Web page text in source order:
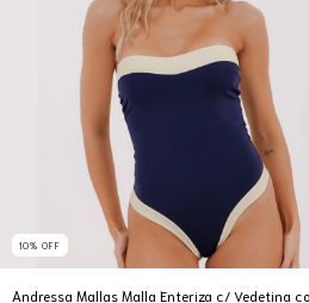
10% OFF
Andressa Mallas Malla Enteriza c/ Vedetina